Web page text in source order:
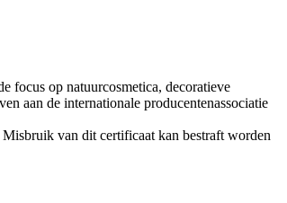
op natuurcosmetica, decoratieve
aan de internationale producentenassociatie
van dit certificaat kan bestraft worden